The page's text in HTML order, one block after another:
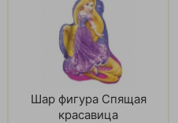
Шар фигура Спящая
красавица